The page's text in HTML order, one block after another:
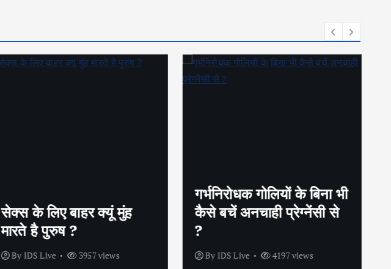
सेक्स के लिए बाहर क्यूं मुंह
मारते है पुरुष ?
By IDS Live 3957 views
गर्भनिरोधक गोलियों के बिना भी
कैसे बचें अनचाही प्रेग्नेंसी से
?
By IDS Live 4197 views